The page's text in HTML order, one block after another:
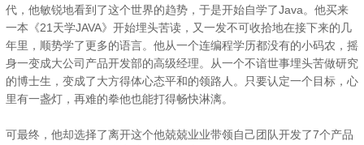
代，他敏锐地看到了这个世界的趋势，于是开始自学了Java。他买来
一本《21天学JAVA》开始埋头苦读，又一发不可收拾地在接下来的几
年里，顺势学了更多的语言。他从一个连编程学历都没有的小码农，摇
身一变成大公司产品开发部的高级经理。从一个不谙世事埋头苦做研究
的博士生，变成了大方得体心态平和的领路人。只要认定一个目标，心
里有一盏灯，再难的拳他也能打得畅快淋漓。
可最终，他却选择了离开这个他兢兢业业带领自己团队开发了7个产品